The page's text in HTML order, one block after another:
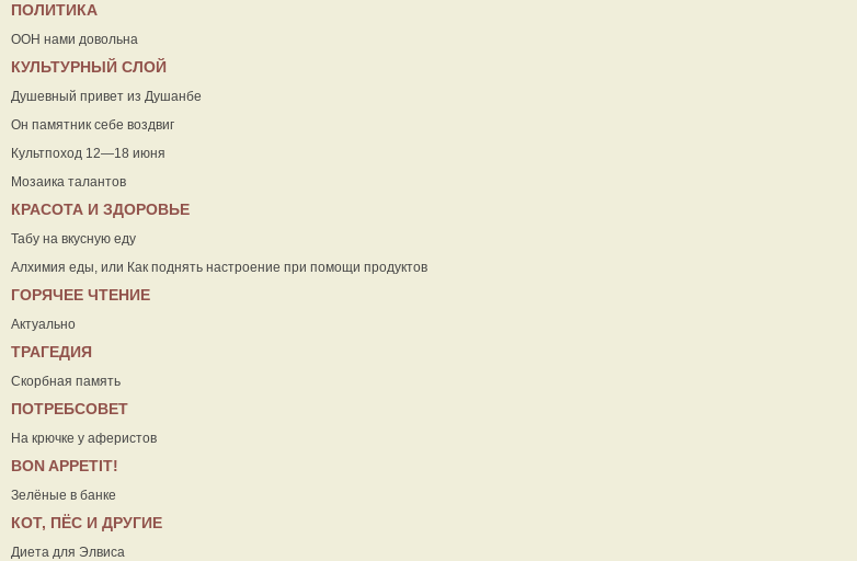
ПОЛИТИКА
ООН нами довольна
КУЛЬТУРНЫЙ СЛОЙ
Душевный привет из Душанбе
Он памятник себе воздвиг
Культпоход 12—18 июня
Мозаика талантов
КРАСОТА И ЗДОРОВЬЕ
Табу на вкусную еду
Алхимия еды, или Как поднять настроение при помощи продуктов
ГОРЯЧЕЕ ЧТЕНИЕ
Актуально
ТРАГЕДИЯ
Скорбная память
ПОТРЕБСОВЕТ
На крючке у аферистов
ВON APPETIT!
Зелёные в банке
КОТ, ПЁС И ДРУГИЕ
Диета для Элвиса